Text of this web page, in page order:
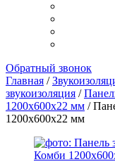
Обратный звонок
Главная /
звукоизоляция /
1200х600х22 мм /
1200х600х22 мм